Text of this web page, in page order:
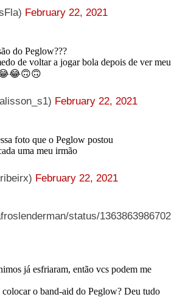
February 22, 2021
do Peglow???
de voltar a jogar bola depois de ver meu
February 22, 2021
foto que o Peglow postou
uma meu irmão
February 22, 2021
status/1363863986702
já esfriaram, então vcs podem me
o band-aid do Peglow? Deu tudo